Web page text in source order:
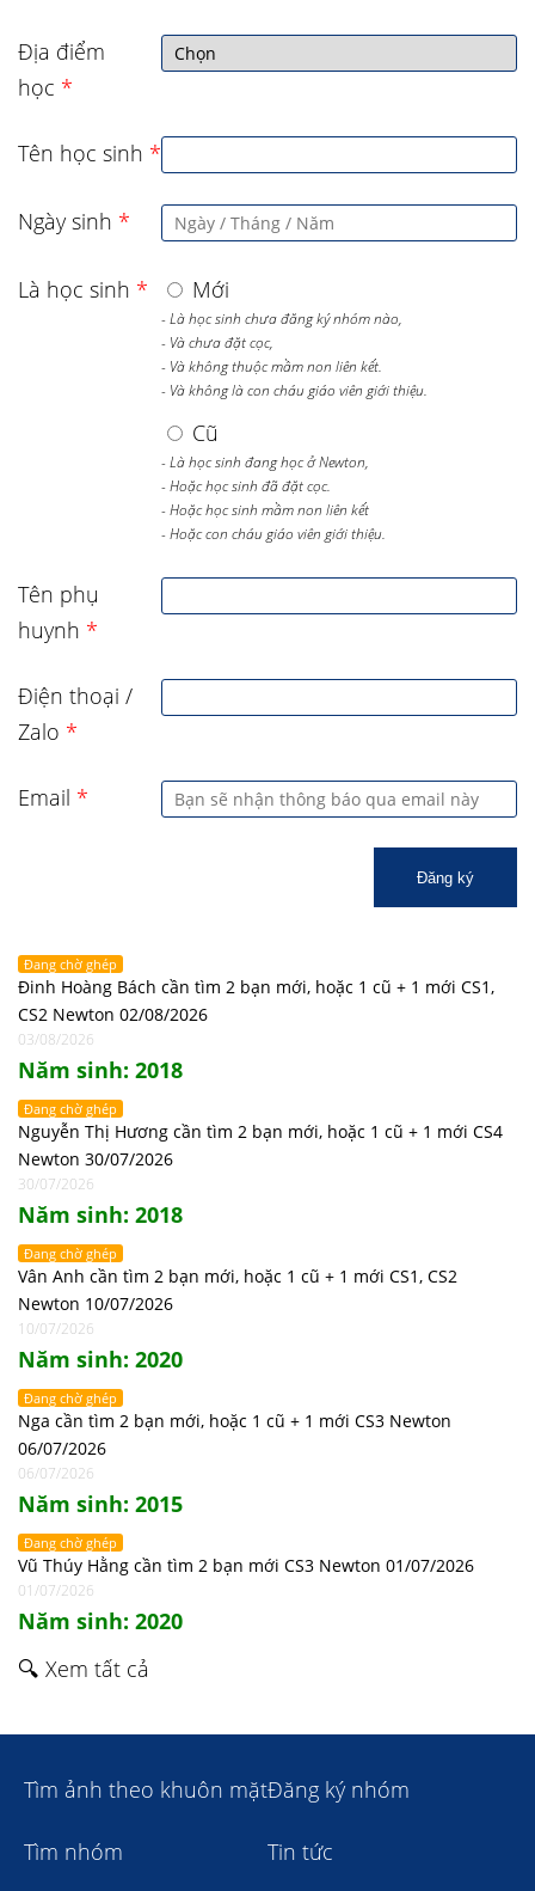
Địa điểm
học *
Tên học sinh *
Ngày sinh *
Là học sinh * Mới
- Là học sinh chưa đăng ký nhóm nào,
- Và chưa đặt cọc,
- Và không thuộc mầm non liên kết.
- Và không là con cháu giáo viên giới thiệu.
Cũ
- Là học sinh đang học ở Newton,
- Hoặc học sinh đã đặt cọc.
- Hoặc học sinh mầm non liên kết
- Hoặc con cháu giáo viên giới thiệu.
Tên phụ
huynh *
Điện thoại /
Zalo *
Email *
Đăng ký
Đang chờ ghép
Đinh Hoàng Bách cần tìm 2 bạn mới, hoặc 1 cũ + 1 mới CS1,
CS2 Newton 02/08/2026
03/08/2026
Năm sinh: 2018
Đang chờ ghép
Nguyễn Thị Hương cần tìm 2 bạn mới, hoặc 1 cũ + 1 mới CS4
Newton 30/07/2026
30/07/2026
Năm sinh: 2018
Đang chờ ghép
Vân Anh cần tìm 2 bạn mới, hoặc 1 cũ + 1 mới CS1, CS2
Newton 10/07/2026
10/07/2026
Năm sinh: 2020
Đang chờ ghép
Nga cần tìm 2 bạn mới, hoặc 1 cũ + 1 mới CS3 Newton
06/07/2026
06/07/2026
Năm sinh: 2015
Đang chờ ghép
Vũ Thúy Hằng cần tìm 2 bạn mới CS3 Newton 01/07/2026
01/07/2026
Năm sinh: 2020
🔍 Xem tất cả
Tìm ảnh theo khuôn mặtĐăng ký nhóm
Tìm nhóm Tin tức